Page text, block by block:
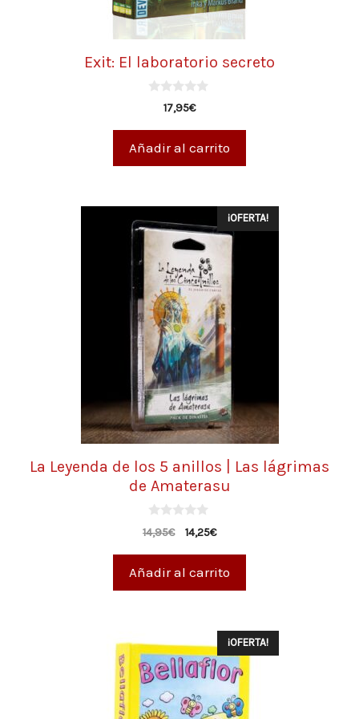
Exit: El laboratorio secreto
17,95€
Añadir al carrito
¡OFERTA!
La Leyenda de los 5 anillos | Las lágrimas
de Amaterasu
0
d
14,95€ 14,25€
Añadir al carrito
¡OFERTA!